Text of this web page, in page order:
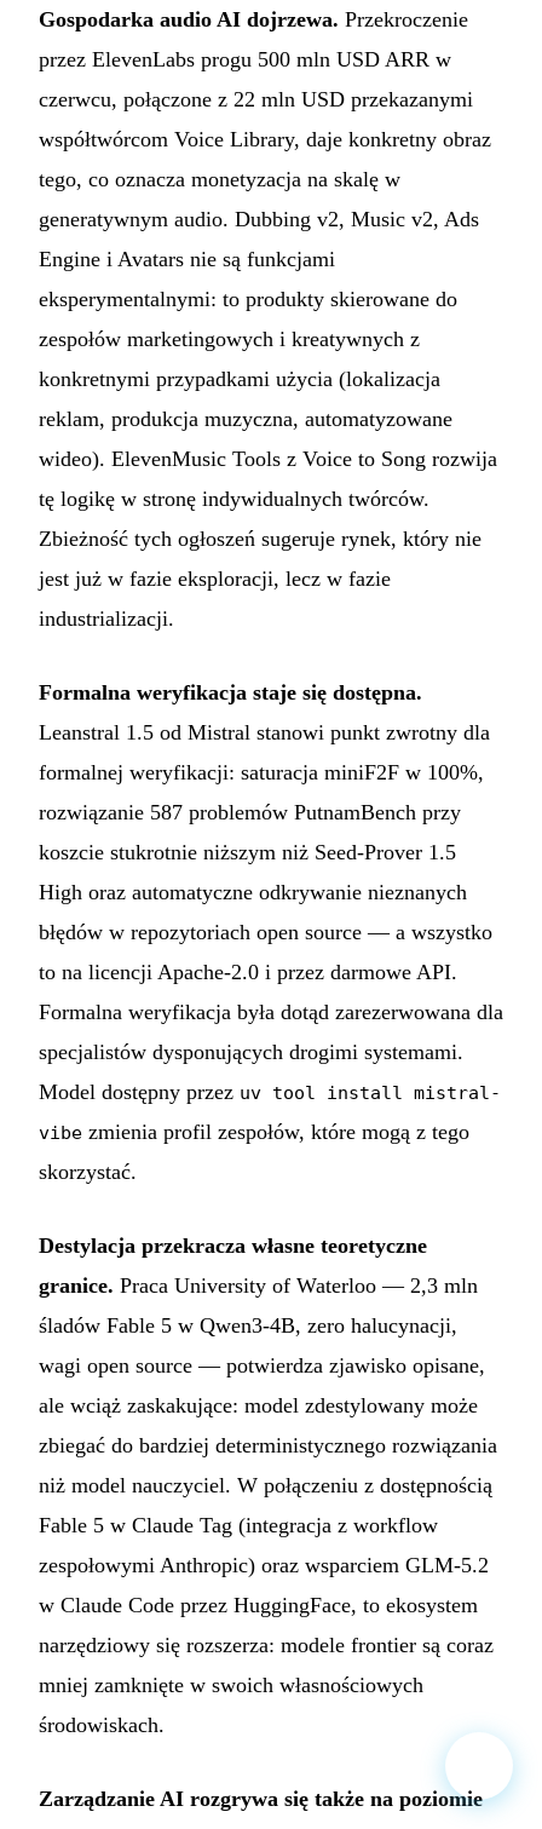
Gospodarka audio AI dojrzewa. Przekroczenie
przez ElevenLabs progu 500 mln USD ARR w
czerwcu, połączone z 22 mln USD przekazanymi
współtwórcom Voice Library, daje konkretny obraz
tego, co oznacza monetyzacja na skalę w
generatywnym audio. Dubbing v2, Music v2, Ads
Engine i Avatars nie są funkcjami
eksperymentalnymi: to produkty skierowane do
zespołów marketingowych i kreatywnych z
konkretnymi przypadkami użycia (lokalizacja
reklam, produkcja muzyczna, automatyzowane
wideo). ElevenMusic Tools z Voice to Song rozwija
tę logikę w stronę indywidualnych twórców.
Zbieżność tych ogłoszeń sugeruje rynek, który nie
jest już w fazie eksploracji, lecz w fazie
industrializacji.
Formalna weryfikacja staje się dostępna.
Leanstral 1.5 od Mistral stanowi punkt zwrotny dla
formalnej weryfikacji: saturacja miniF2F w 100%,
rozwiązanie 587 problemów PutnamBench przy
koszcie stukrotnie niższym niż Seed-Prover 1.5
High oraz automatyczne odkrywanie nieznanych
błędów w repozytoriach open source — a wszystko
to na licencji Apache-2.0 i przez darmowe API.
Formalna weryfikacja była dotąd zarezerwowana dla
specjalistów dysponujących drogimi systemami.
Model dostępny przez uv tool install mistral-
vibe zmienia profil zespołów, które mogą z tego
skorzystać.
Destylacja przekracza własne teoretyczne
granice. Praca University of Waterloo — 2,3 mln
śladów Fable 5 w Qwen3-4B, zero halucynacji,
wagi open source — potwierdza zjawisko opisane,
ale wciąż zaskakujące: model zdestylowany może
zbiegać do bardziej deterministycznego rozwiązania
niż model nauczyciel. W połączeniu z dostępnością
Fable 5 w Claude Tag (integracja z workflow
zespołowymi Anthropic) oraz wsparciem GLM-5.2
w Claude Code przez HuggingFace, to ekosystem
narzędziowy się rozszerza: modele frontier są coraz
mniej zamknięte w swoich własnościowych
środowiskach.
Zarządzanie AI rozgrywa się także na poziomie